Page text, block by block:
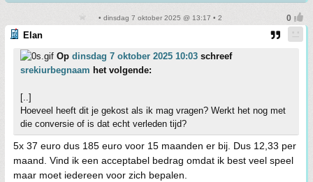
• dinsdag 7 oktober 2025 @ 13:17 • 2
Elan
Op dinsdag 7 oktober 2025 10:03 schreef
srekiurbegnaam het volgende:
[..]
Hoeveel heeft dit je gekost als ik mag vragen? Werkt het nog met
die conversie of is dat echt verleden tijd?
5x 37 euro dus 185 euro voor 15 maanden er bij. Dus 12,33 per
maand. Vind ik een acceptabel bedrag omdat ik best veel speel
maar moet iedereen voor zich bepalen.